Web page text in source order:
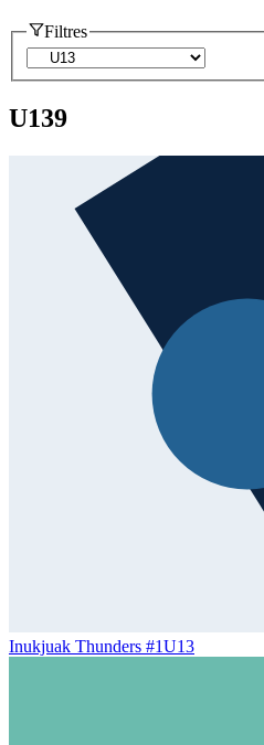
Filtres
U139
Inukjuak Thunders #1U13